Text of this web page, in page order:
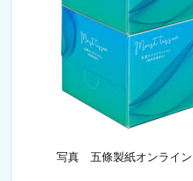
13.1
写真 五條製紙オンライン